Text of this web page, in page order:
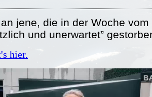
jene, die in der Woche
und unerwartet”
hier.